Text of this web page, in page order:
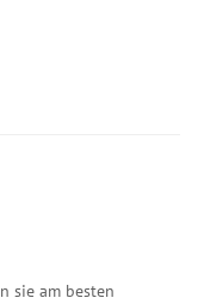
sie am besten